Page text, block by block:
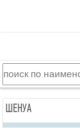
ШЕНУА